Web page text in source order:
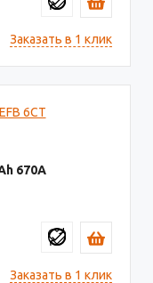
Заказать в 1 клик
670
Заказать в 1 клик